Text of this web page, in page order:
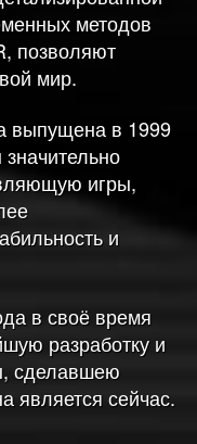
методов
позволяют
мир.
выпущена в 1999
игры,
и
в своё время
разработку и
сделавшею
является сейчас.